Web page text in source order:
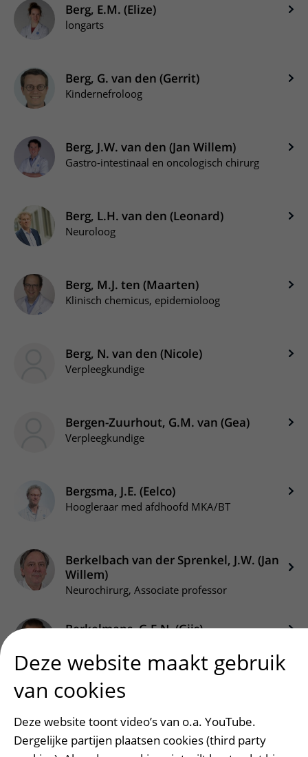
Berg, E.M. (Elize)
longarts
Berg, G. van den (Gerrit)
Kindernefroloog
Berg, J.W. van den (Jan Willem)
Gastro-intestinaal en oncologisch chirurg
Berg, L.H. van den (Leonard)
Neuroloog
Berg, M.J. ten (Maarten)
Klinisch chemicus, epidemioloog
Berg, N. van den (Nicole)
Verpleegkundige
Bergen-Zuurhout, G.M. van (Gea)
Verpleegkundige
Bergsma, J.E. (Eelco)
Hoogleraar med afdhoofd MKA/BT
Berkelbach van der Sprenkel, J.W. (Jan
Willem)
Neurochirurg, Associate professor
Berkelmans, G.F.N. (Gijs)
Berkhout, L. (Loes)
Deze website maakt gebruik
van cookies
Deze website toont video’s van o.a. YouTube.
Dergelijke partijen plaatsen cookies (third party